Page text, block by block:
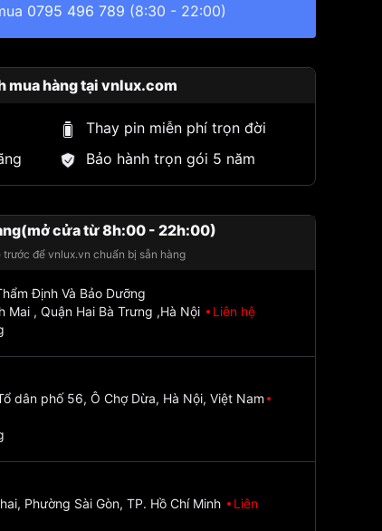
0795 496 789 (8:30 - 22:00)
mua hàng tại vnlux.com
Thay pin miễn phí trọn đời
Bảo hành trọn gói 5 năm
cửa từ 8h:00 - 22h:00)
để vnlux.vn chuẩn bị sẵn hàng
Định Và Bảo Dưỡng
Mai , Quận Hai Bà Trưng ,Hà Nội
Liên hệ
dân phố 56, Ô Chợ Dừa, Hà Nội, Việt Nam
Phường Sài Gòn, TP. Hồ Chí Minh
Liên